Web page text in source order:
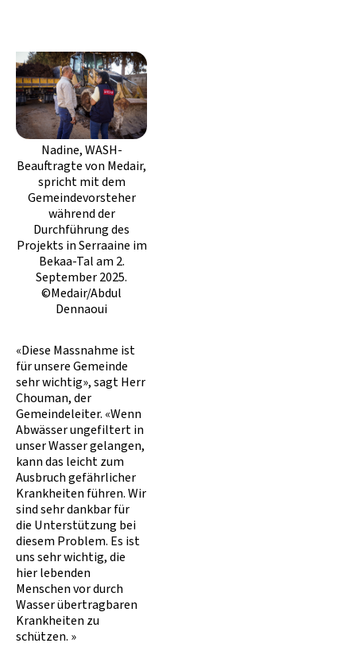
Nadine, WASH-
Beauftragte von Medair,
spricht mit dem
Gemeindevorsteher
während der
Durchführung des
Projekts in Serraaine im
Bekaa-Tal am 2.
September 2025.
©Medair/Abdul
Dennaoui
«Diese Massnahme ist
für unsere Gemeinde
sehr wichtig», sagt Herr
Chouman, der
Gemeindeleiter. «Wenn
Abwässer ungefiltert in
unser Wasser gelangen,
kann das leicht zum
Ausbruch gefährlicher
Krankheiten führen. Wir
sind sehr dankbar für
die Unterstützung bei
diesem Problem. Es ist
uns sehr wichtig, die
hier lebenden
Menschen vor durch
Wasser übertragbaren
Krankheiten zu
schützen. »